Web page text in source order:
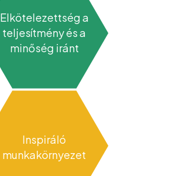
Elkötelezettség a
teljesítmény és a
minőség iránt
Inspiráló
munkakörnyezet